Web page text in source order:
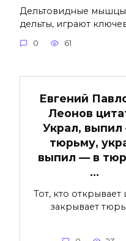
Дельтовидные
дельты, играют
0 61
Евгений
Леонов
Украл,
тюрьму,
выпил — в
…
Тот, кто открывает
закрывает